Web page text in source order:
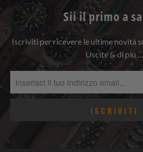
Sii il primo a
Iscriviti per ricevere le ultime novità
Uscite & di più …